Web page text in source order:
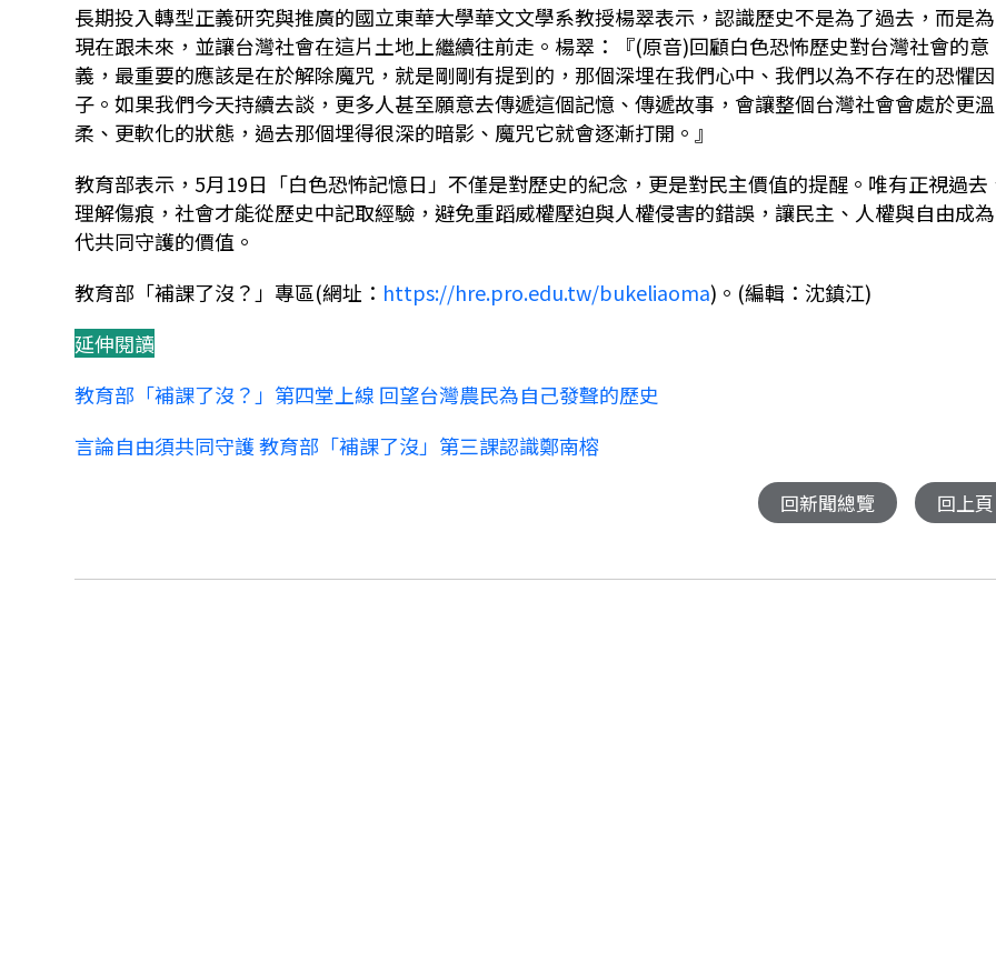
長期投入轉型正義研究與推廣的國立東華大學華文文學系教授楊翠表示，認識歷史不是為了過去，而是
現在跟未來，並讓台灣社會在這片土地上繼續往前走。楊翠：『(原音)回顧白色恐怖歷史對台灣社會的意
義，最重要的應該是在於解除魔咒，就是剛剛有提到的，那個深埋在我們心中、我們以為不存在的恐懼因
子。如果我們今天持續去談，更多人甚至願意去傳遞這個記憶、傳遞故事，會讓整個台灣社會會處於更溫
柔、更軟化的狀態，過去那個埋得很深的暗影、魔咒它就會逐漸打開。』
教育部表示，5月19日「白色恐怖記憶日」不僅是對歷史的紀念，更是對民主價值的提醒。唯有正視過去
理解傷痕，社會才能從歷史中記取經驗，避免重蹈威權壓迫與人權侵害的錯誤，讓民主、人權與自由成
代共同守護的價值。
教育部「補課了沒？」專區(網址： https://hre.pro.edu.tw/bukeliaoma)。(編輯：沈鎮江)
延伸閱讀
教育部「補課了沒？」第四堂上線 回望台灣農民為自己發聲的歷史
言論自由須共同守護 教育部「補課了沒」第三課認識鄭南榕
回新聞總覽 回上頁